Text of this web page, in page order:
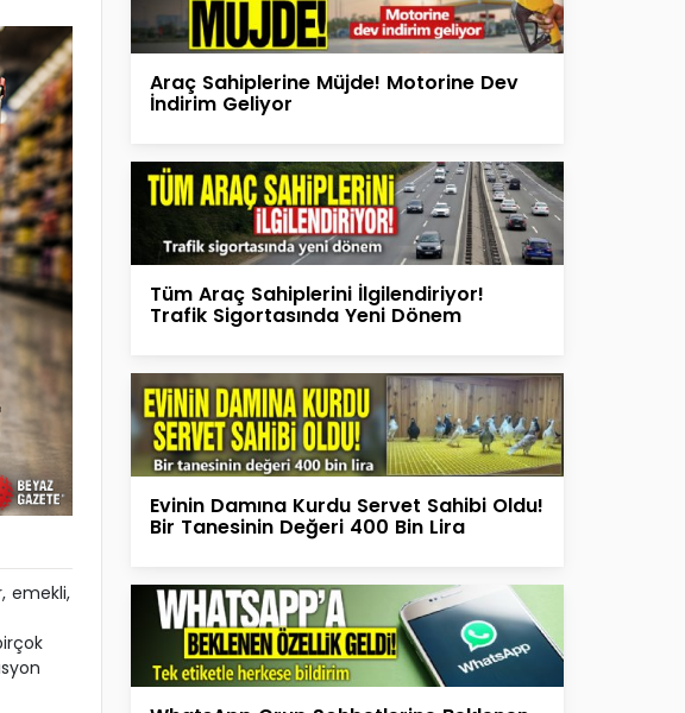
emekli,
Araç Sahiplerine Müjde! Motorine Dev
İndirim Geliyor
Tüm Araç Sahiplerini İlgilendiriyor!
Trafik Sigortasında Yeni Dönem
Evinin Damına Kurdu Servet Sahibi Oldu!
Bir Tanesinin Değeri 400 Bin Lira